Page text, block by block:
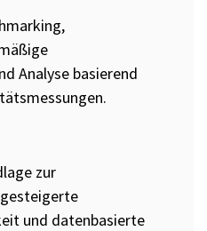
Inhouse
Analyse basierend
zur
und datenbasierte